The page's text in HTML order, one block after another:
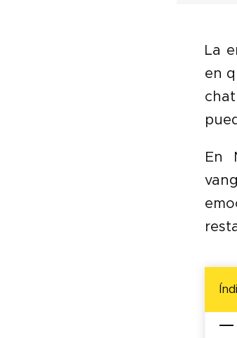
La
en
En